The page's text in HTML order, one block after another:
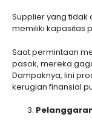
Supplier yang tidak
memiliki kapasitas
Saat permintaan
pasok, mereka
Dampaknya, lini
kerugian finansial